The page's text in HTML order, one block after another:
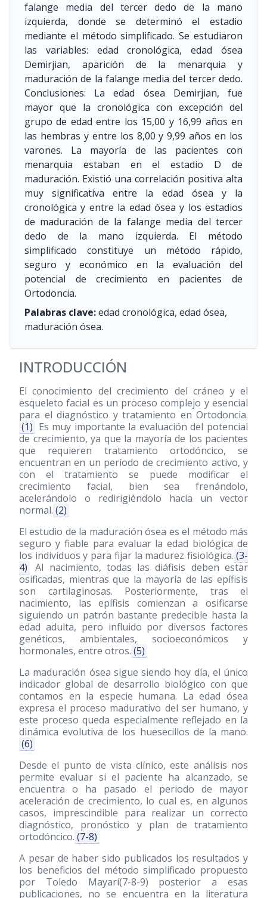
falange media del tercer dedo de la mano
izquierda, donde se determinó el estadio
mediante el método simplificado. Se estudiaron
las variables: edad cronológica, edad ósea
Demirjian, aparición de la menarquia y
maduración de la falange media del tercer dedo.
Conclusiones: La edad ósea Demirjian, fue
mayor que la cronológica con excepción del
grupo de edad entre los 15,00 y 16,99 años en
las hembras y entre los 8,00 y 9,99 años en los
varones. La mayoría de las pacientes con
menarquia estaban en el estadio D de
maduración. Existió una correlación positiva alta
muy significativa entre la edad ósea y la
cronológica y entre la edad ósea y los estadios
de maduración de la falange media del tercer
dedo de la mano izquierda. El método
simplificado constituye un método rápido,
seguro y económico en la evaluación del
potencial de crecimiento en pacientes de
Ortodoncia.
Palabras clave:edad cronológica, edad ósea,
maduración ósea.
INTRODUCCIÓN
El conocimiento del crecimiento del cráneo y el
esqueleto facial es un proceso complejo y esencial
para el diagnóstico y tratamiento en Ortodoncia.
(1) Es muy importante la evaluación del potencial
de crecimiento, ya que la mayoría de los pacientes
que requieren tratamiento ortodóncico, se
encuentran en un período de crecimiento activo, y
con el tratamiento se puede modificar el
crecimiento facial, bien sea frenándolo,
acelerándolo o redirigiéndolo hacia un vector
normal. (2)
El estudio de la maduración ósea es el método más
seguro y fiable para evaluar la edad biológica de
los individuos y para fijar la madurez fisiológica. (3-
4)
Al nacimiento, todas las diáfisis deben estar
osificadas, mientras que la mayoría de las epífisis
son cartilaginosas. Posteriormente, tras el
nacimiento, las epífisis comienzan a osificarse
siguiendo un patrón bastante predecible hasta la
edad adulta, pero influido por diversos factores
genéticos, ambientales, socioeconómicos y
hormonales, entre otros. (5)
La maduración ósea sigue siendo hoy día, el único
indicador global de desarrollo biológico con que
contamos en la especie humana. La edad ósea
expresa el proceso madurativo del ser humano, y
este proceso queda especialmente reflejado en la
dinámica evolutiva de los huesecillos de la mano.
(6)
Desde el punto de vista clínico, este análisis nos
permite evaluar si el paciente ha alcanzado, se
encuentra o ha pasado el periodo de mayor
aceleración de crecimiento, lo cual es, en algunos
casos, imprescindible para realizar un correcto
diagnóstico, pronóstico y plan de tratamiento
ortodóncico. (7-8)
A pesar de haber sido publicados los resultados y
los beneficios del método simplificado propuesto
por Toledo Mayarí(7-8-9) posterior a esas
publicaciones, no se encuentra en la literatura